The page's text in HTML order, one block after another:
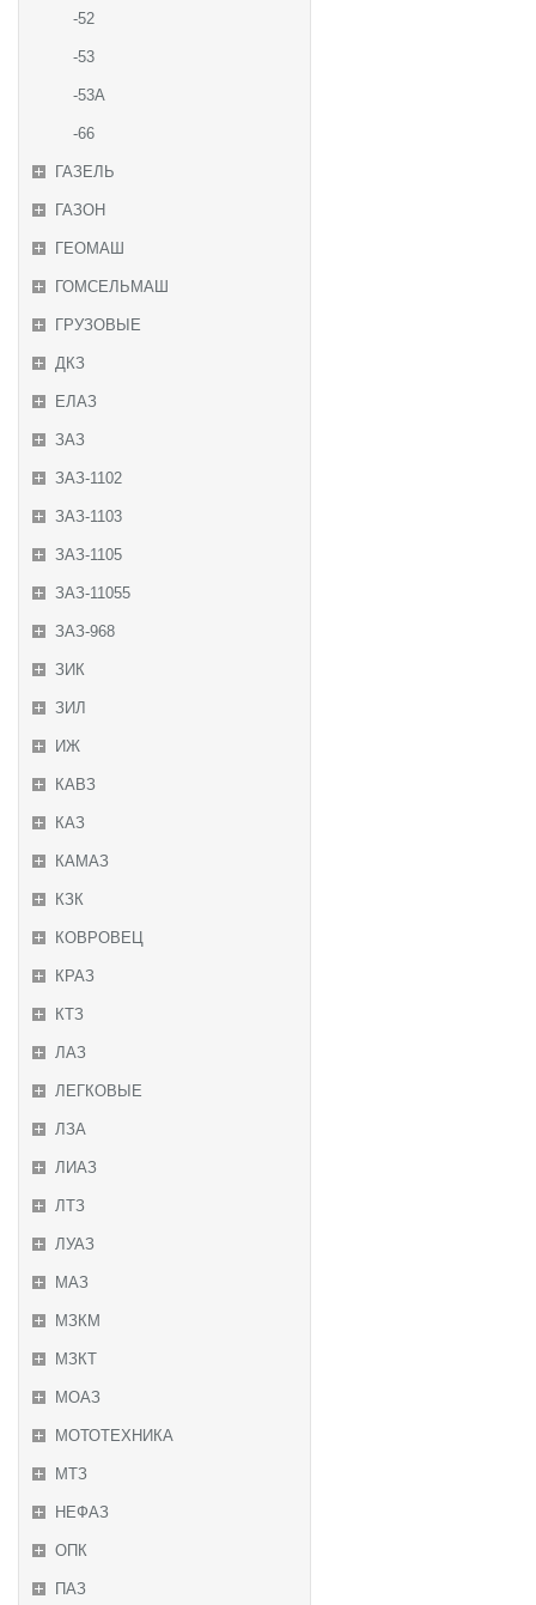
-52
-53
-53А
-66
ГАЗЕЛЬ
ГАЗОН
ГЕОМАШ
ГОМСЕЛЬМАШ
ГРУЗОВЫЕ
ДКЗ
ЕЛАЗ
ЗАЗ
ЗАЗ-1102
ЗАЗ-1103
ЗАЗ-1105
ЗАЗ-11055
ЗАЗ-968
ЗИК
ЗИЛ
ИЖ
КАВЗ
КАЗ
КАМАЗ
КЗК
КОВРОВЕЦ
КРАЗ
КТЗ
ЛАЗ
ЛЕГКОВЫЕ
ЛЗА
ЛИАЗ
ЛТЗ
ЛУАЗ
МАЗ
МЗКМ
МЗКТ
МОАЗ
МОТОТЕХНИКА
МТЗ
НЕФАЗ
ОПК
ПАЗ